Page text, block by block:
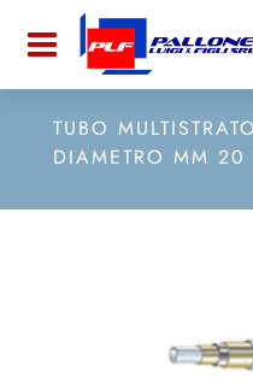
Open
TUBO
DIAMETRO MM 20